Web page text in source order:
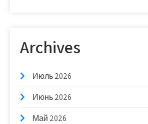
Archives
Июль 2026
Июнь 2026
Май 2026